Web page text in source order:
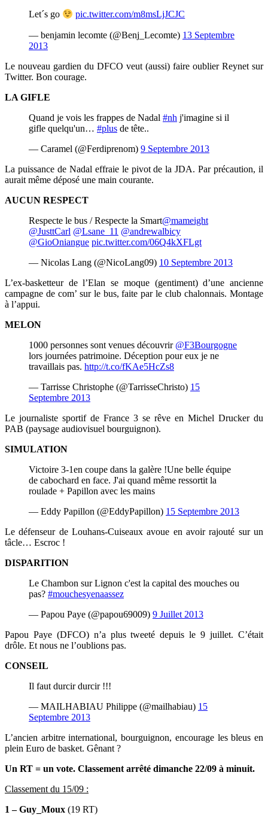
Let´s go
pic.twitter.com/m8msLjJCJC
— benjamin lecomte (@Benj_Lecomte) 13 Septembre
2013
Le nouveau gardien du DFCO veut (aussi) faire oublier Reynet sur
Twitter. Bon courage.
LA GIFLE
Quand je vois les frappes de Nadal #nh j'imagine si il
gifle quelqu'un… #plus de tête..
— Caramel (@Ferdiprenom) 9 Septembre 2013
La puissance de Nadal effraie le pivot de la JDA. Par précaution, il
aurait même déposé une main courante.
AUCUN RESPECT
Respecte le bus / Respecte la Smart@mameight
@JusttCarl @Lsane_11 @andrewalbicy
@GioOniangue pic.twitter.com/06Q4kXFLgt
— Nicolas Lang (@NicoLang09) 10 Septembre 2013
L’ex-basketteur de l’Elan se moque (gentiment) d’une ancienne
campagne de com’ sur le bus, faite par le club chalonnais. Montage
à l’appui.
MELON
1000 personnes sont venues découvrir @F3Bourgogne
lors journées patrimoine. Déception pour eux je ne
travaillais pas. http://t.co/fKAe5HcZs8
— Tarrisse Christophe (@TarrisseChristo) 15
Septembre 2013
Le journaliste sportif de France 3 se rêve en Michel Drucker du
PAB (paysage audiovisuel bourguignon).
SIMULATION
Victoire 3-1en coupe dans la galère !Une belle équipe
de cabochard en face. J'ai quand même ressortit la
roulade + Papillon avec les mains
— Eddy Papillon (@EddyPapillon) 15 Septembre 2013
Le défenseur de Louhans-Cuiseaux avoue en avoir rajouté sur un
tâcle… Escroc !
DISPARITION
Le Chambon sur Lignon c'est la capital des mouches ou
pas? #mouchesyenaassez
— Papou Paye (@papou69009) 9 Juillet 2013
Papou Paye (DFCO) n’a plus tweeté depuis le 9 juillet. C’était
drôle. Et nous ne l’oublions pas.
CONSEIL
Il faut durcir durcir !!!
— MAILHABIAU Philippe (@mailhabiau) 15
Septembre 2013
L’ancien arbitre international, bourguignon, encourage les bleus en
plein Euro de basket. Gênant ?
Un RT = un vote. Classement arrêté dimanche 22/09 à minuit.
Classement du 15/09 :
1 – Guy_Moux (19 RT)